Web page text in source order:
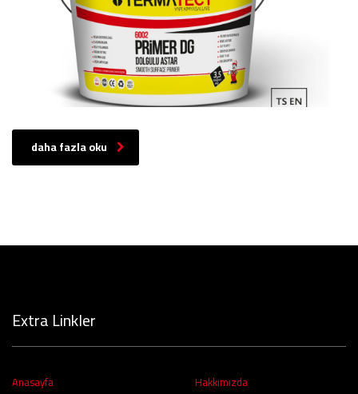
daha fazla oku
Extra Linkler
Anasayfa
Hakkımızda